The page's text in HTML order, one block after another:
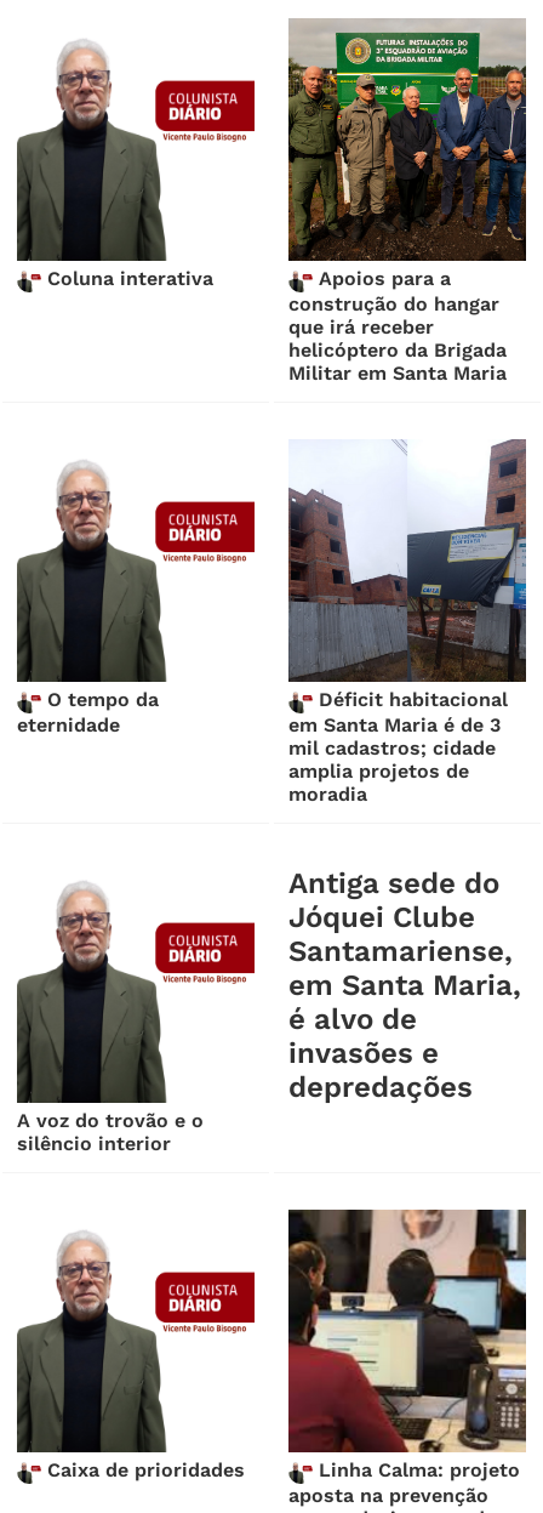
Coluna interativa
Apoios para a
construção do hangar
que irá receber
helicóptero da Brigada
Militar em Santa Maria
O tempo da
eternidade
Déficit habitacional
em Santa Maria é de 3
mil cadastros; cidade
amplia projetos de
moradia
A voz do trovão e o
silêncio interior
Antiga sede do
Jóquei Clube
Santamariense,
em Santa Maria,
é alvo de
invasões e
depredações
Caixa de prioridades
Linha Calma: projeto
aposta na prevenção